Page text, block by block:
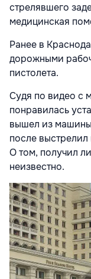
стрелявшего
медицинская
Ранее в
дорожными
пистолета.
Судя по видео с
понравилась
вышел из машины
после
О том, получил
неизвестно.